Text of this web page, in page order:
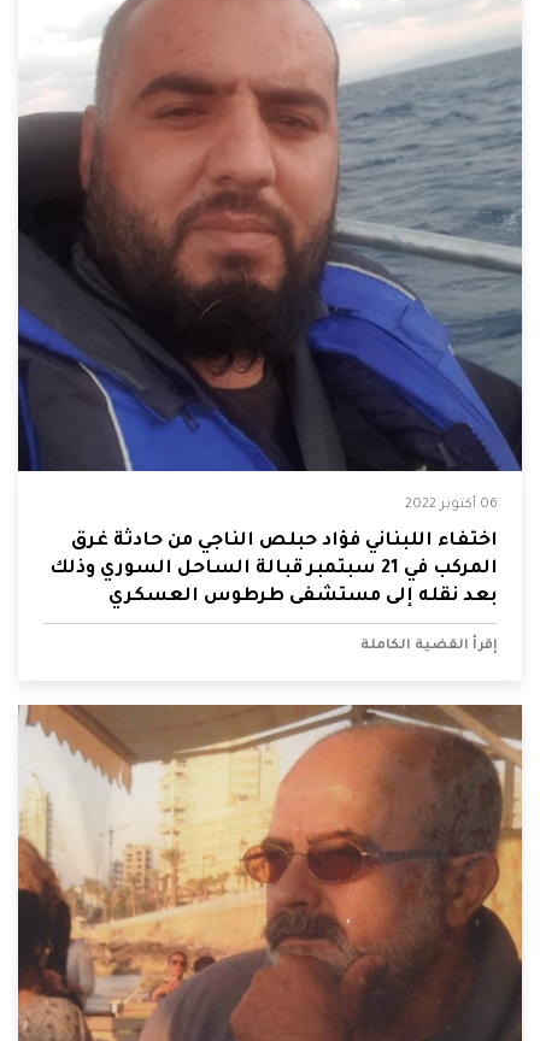
06 أكتوبر 2022
اختفاء اللبناني فؤاد حبلص الناجي من حادثة غرق
المركب في 21 سبتمبر قبالة الساحل السوري وذلك
بعد نقله إلى مستشفى طرطوس العسكري
إقرأ القضية الكاملة